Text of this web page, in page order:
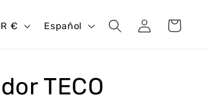
Portugal | EUR € Español
Iniciar
sesión
Carrito
TECO